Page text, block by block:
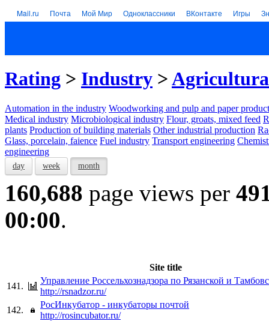
Mail.ru Почта Мой Мир Одноклассники ВКонтакте Игры
Rating > Industry >
Automation in the industry Woodworking and pulp and paper
Medical industry Microbiological industry Flour, groats, mixed feed
plants Production of building materials Other industrial production
Glass, porcelain, faience Fuel industry Transport engineering
engineering
day week month
160,688 page views per
00:00.
Site title
141.
Управление Россельхознадзора по Рязанской и
http://rsnadzor.ru/
142.
РосИнкубатор - инкубаторы почтой
http://rosincubator.ru/